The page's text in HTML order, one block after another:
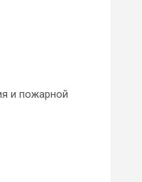
и пожарной